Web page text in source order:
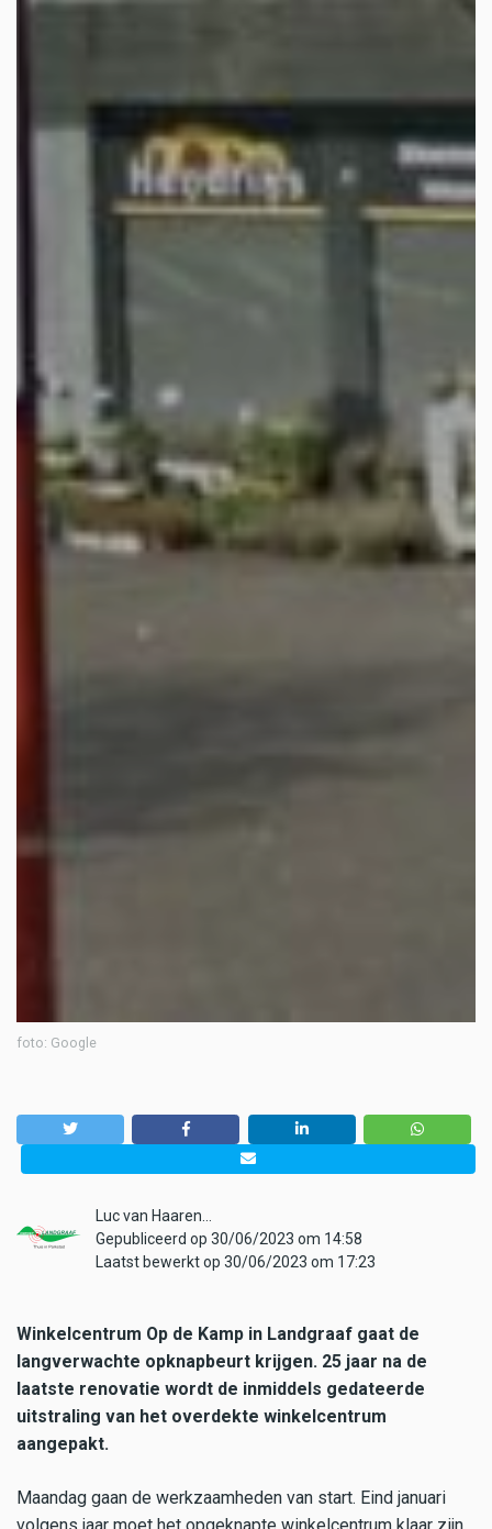
foto: Google
Luc van Haaren…
Gepubliceerd op 30/06/2023 om 14:58
Laatst bewerkt op 30/06/2023 om 17:23
Winkelcentrum Op de Kamp in Landgraaf gaat de
langverwachte opknapbeurt krijgen. 25 jaar na de
laatste renovatie wordt de inmiddels gedateerde
uitstraling van het overdekte winkelcentrum
aangepakt.
Maandag gaan de werkzaamheden van start. Eind januari